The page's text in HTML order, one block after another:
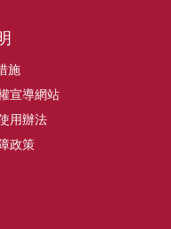
施
宣導網站
用辦法
政策